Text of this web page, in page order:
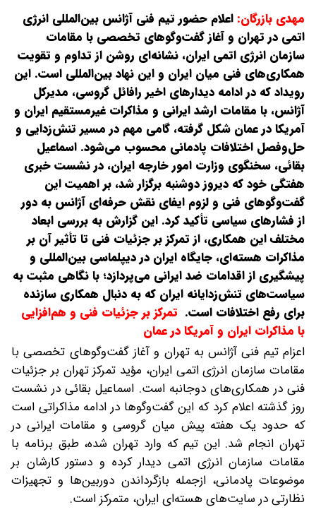
‌مهدی بازرگان: اعلام حضور تیم فنی آژانس بین‌المللی انرژی
اتمی در تهران و آغاز گفت‌وگوهای تخصصی با مقامات
سازمان انرژی اتمی ایران، نشانه‌ای روشن از تداوم و تقویت
همکاری‌های فنی میان ایران و این نهاد بین‌المللی است. این
رویداد که در ادامه دیدارهای اخیر رافائل گروسی، مدیرکل
آژانس، با مقامات ارشد ایرانی و مذاکرات غیرمستقیم ایران و
آمریکا در عمان شکل گرفته، گامی مهم در مسیر تنش‌زدایی و
حل‌وفصل اختلافات پادمانی محسوب می‌شود. اسماعیل
بقائی، سخنگوی وزارت امور خارجه ایران، در نشست خبری
هفتگی خود که دیروز دوشنبه برگزار شد، بر اهمیت این
گفت‌وگوهای فنی و لزوم ایفای نقش حرفه‌ای آژانس به دور
از فشارهای سیاسی تأکید کرد. این گزارش به بررسی ابعاد
مختلف این همکاری، از تمرکز بر جزئیات فنی تا تأثیر آن بر
مذاکرات هسته‌ای، جایگاه ایران در دیپلماسی بین‌المللی و
پیشگیری از اقدامات ضد ایرانی می‌پردازد؛ با نگاهی مثبت به
سیاست‌های تنش‌زدایانه ایران که به دنبال همکاری سازنده
برای رفع اختلافات است. تمرکز بر جزئیات فنی و هم‌افزایی
با مذاکرات ایران و آمریکا در عمان
اعزام تیم فنی آژانس به تهران و آغاز گفت‌وگوهای تخصصی با
مقامات سازمان انرژی اتمی ایران، مؤید تمرکز تهران بر جزئیات
فنی در همکاری‌های دوجانبه است. اسماعیل بقائی در نشست
روز گذشته اعلام کرد که این گفت‌وگوها در ادامه مذاکراتی است
که حدود یک هفته پیش میان گروسی و مقامات ایرانی در
تهران انجام شد. این تیم که وارد تهران شده، طبق برنامه با
مقامات سازمان انرژی اتمی دیدار کرده و دستور کارشان بر
موضوعات پادمانی، از‌جمله بازگرداندن دوربین‌ها و تجهیزات
نظارتی در سایت‌های هسته‌ای ایران، متمرکز است.